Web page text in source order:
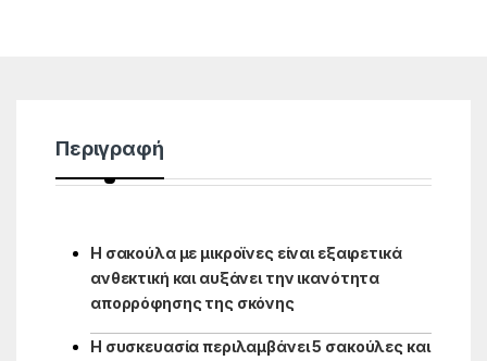
Περιγραφή
Η σακούλα με μικροϊνες είναι εξαιρετικά
ανθεκτική και αυξάνει την ικανότητα
απορρόφησης της σκόνης
Η συσκευασία περιλαμβάνει 5 σακούλες και